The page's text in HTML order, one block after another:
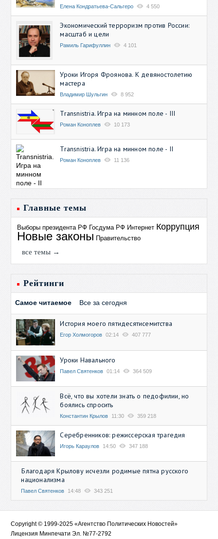
Елена Кондратьева-Сальгеро 4 550
Экономический терроризм против России:
масштаб и цели
Рамиль Гарифуллин 4 101
Уроки Игоря Фроянова. К девяностолетию
мастера
Владимир Шульгин 8 952
Transnistria. Игра на минном поле - III
Роман Коноплев 10 173
Transnistria. Игра на минном поле - II
Роман Коноплев 11 136
Главные темы
Выборы президента РФ Госдума РФ Интернет Коррупция
Новые законы Правительство
все темы →
Рейтинги
Самое читаемое Все за сегодня
История моего пятидесятисемитства
Егор Холмогоров 02:14 407 777
Уроки Навального
Павел Святенков 01:14 364 509
Всё, что вы хотели знать о педофилии, но
боялись спросить
Константин Крылов 11:30 359 218
Серебренников: режиссерская трагедия
Игорь Караулов 14:50 347 188
Благодаря Крылову исчезли родимые пятна русского
национализма
Павел Святенков 14:48 343 251
Copyright © 1999-2025 «Агентство Политических Новостей»
Лицензия Минпечати Эл. №77-2792